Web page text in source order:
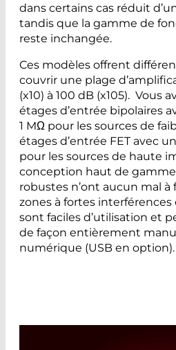
dans certains cas réduit
tandis que la gamme de
reste inchangée.
Ces modèles offrent
couvrir une plage
(x10) à 100 dB (x105). Vous
étages d’entrée bipolaires
1 MΩ pour les sources de
étages d’entrée FET avec
pour les sources de haute
conception haut de
robustes n’ont aucun mal
zones à fortes
sont faciles d’utilisation et
de façon entièrement
numérique (USB en option).